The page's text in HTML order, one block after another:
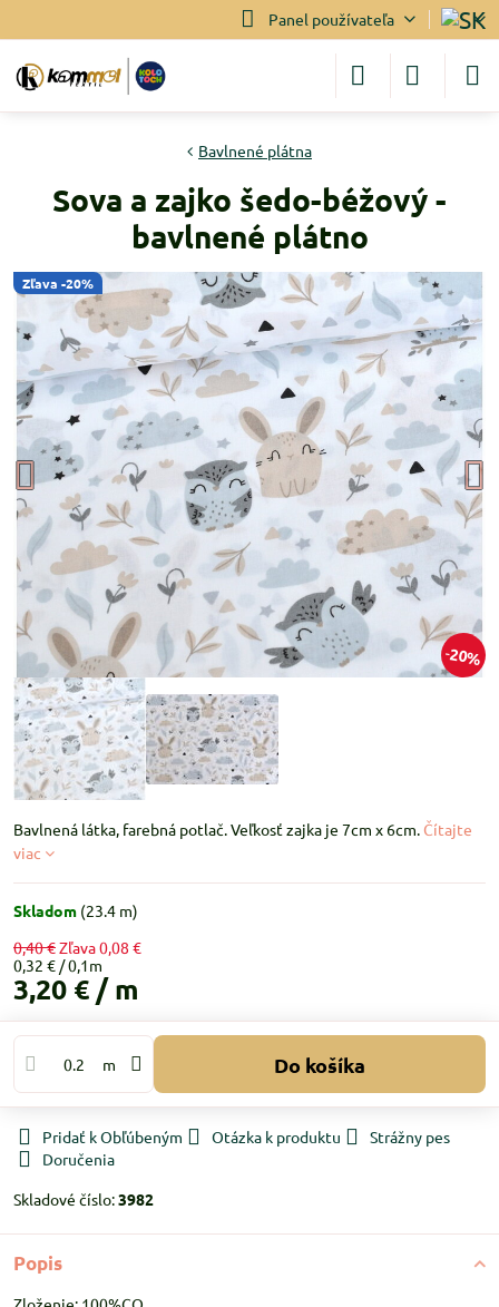
Panel používateľa
Zľava -20%
20%
Bavlnené plátna
Sova a zajko šedo-béžový -
bavlnené plátno
Bavlnená látka, farebná potlač. Veľkosť zajka je 7cm x 6cm. Čítajte
viac
Skladom (23.4 m)
0,40 €Zľava0,08 €
0,32 €
3,20 € / m
m Do košíka
Pridať k Obľúbeným Otázka k produktu
Strážny pes
Doručenia
Skladové číslo:3982
Popis